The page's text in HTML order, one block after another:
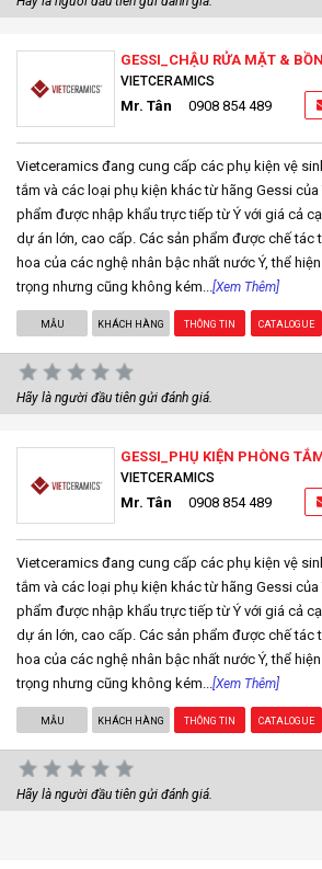
GESSI_CHẬU RỬA MẶT &
VIETCERAMICS
Mr. Tân 0908 854 489
Vietceramics đang cung cấp các phụ kiện vệ
tắm và các loại phụ kiện khác từ hãng Gessi của
phẩm được nhập khẩu trực tiếp từ Ý với giá cả
dự án lớn, cao cấp. Các sản phẩm được chế tác
hoa của các nghệ nhân bậc nhất nước Ý, thể
trọng nhưng cũng không kém... [Xem Thêm]
MẪU KHÁCH HÀNG THÔNG TIN CATALOGUE
Hãy là người đầu tiên gửi đánh giá.
GESSI_PHỤ KIỆN PHÒNG
VIETCERAMICS
Mr. Tân 0908 854 489
Vietceramics đang cung cấp các phụ kiện vệ
tắm và các loại phụ kiện khác từ hãng Gessi của
phẩm được nhập khẩu trực tiếp từ Ý với giá cả
dự án lớn, cao cấp. Các sản phẩm được chế tác
hoa của các nghệ nhân bậc nhất nước Ý, thể
trọng nhưng cũng không kém... [Xem Thêm]
MẪU KHÁCH HÀNG THÔNG TIN CATALOGUE
Hãy là người đầu tiên gửi đánh giá.